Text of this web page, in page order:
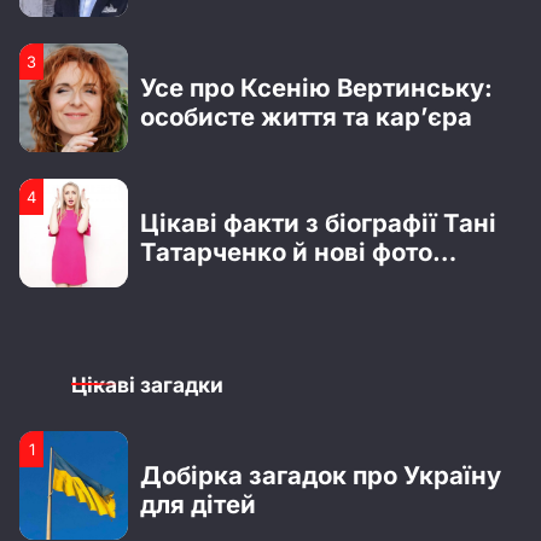
4
51 роза – символика,
значение и повод для подарка
4
Цікаві факти з біографії Тані
Татарченко й нові фото
1
Біографія Владислава Лагоди
з гурту Tember Blanche
Мельника з шоу “Холостяк”:
3
Усе про Ксенію Вертинську:
особисте життя та кар’єра
Цікаві загадки
1
Добірка загадок про Україну
для дітей